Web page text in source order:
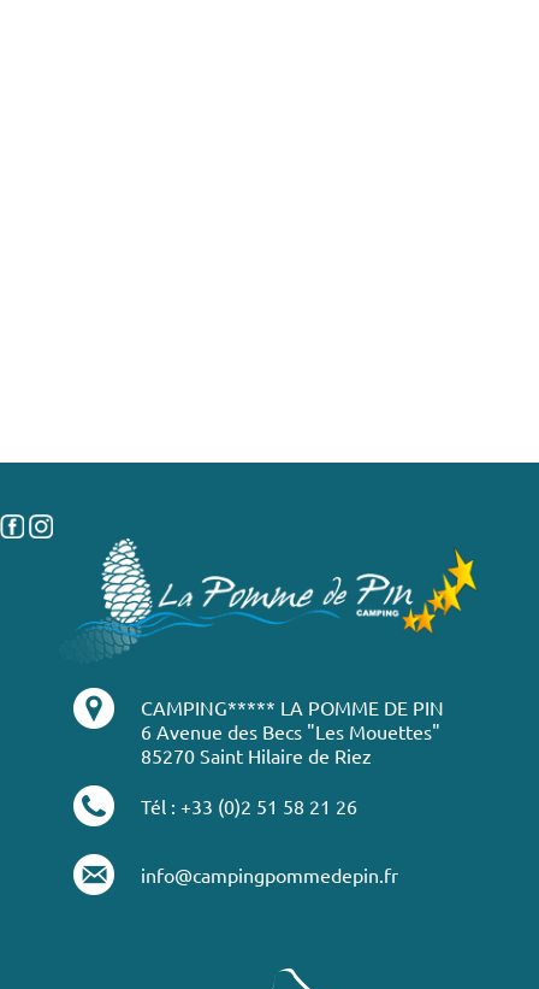
CAMPING***** LA POMME DE PIN
6 Avenue des Becs "Les Mouettes"
85270 Saint Hilaire de Riez
Tél : +33 (0)2 51 58 21 26
info@campingpommedepin.fr